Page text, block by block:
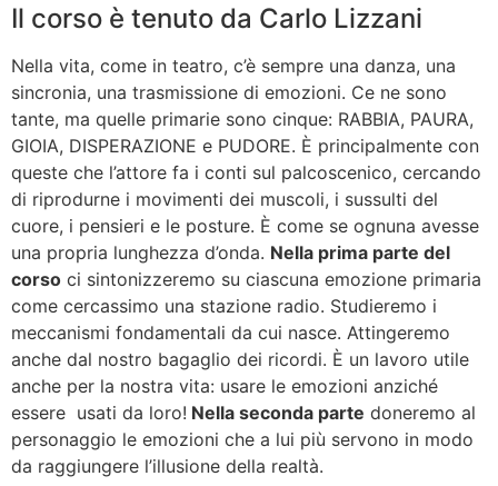
Il corso è tenuto da Carlo Lizzani
Nella vita, come in teatro, c’è sempre una danza, una
sincronia, una trasmissione di emozioni. Ce ne sono
tante, ma quelle primarie sono cinque: RABBIA, PAURA,
GIOIA, DISPERAZIONE e PUDORE. È principalmente con
queste che l’attore fa i conti sul palcoscenico, cercando
di riprodurne i movimenti dei muscoli, i sussulti del
cuore, i pensieri e le posture. È come se ognuna avesse
una propria lunghezza d’onda. Nella prima parte del
corso ci sintonizzeremo su ciascuna emozione primaria
come cercassimo una stazione radio. Studieremo i
meccanismi fondamentali da cui nasce. Attingeremo
anche dal nostro bagaglio dei ricordi. È un lavoro utile
anche per la nostra vita: usare le emozioni anziché
essere usati da loro! Nella seconda parte doneremo al
personaggio le emozioni che a lui più servono in modo
da raggiungere l’illusione della realtà.